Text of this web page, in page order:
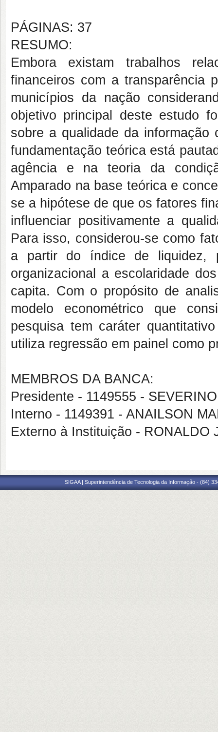
PÁGINAS: 37
RESUMO:
Embora existam trabalhos
financeiros com a transparência
municípios da nação
objetivo principal deste estudo
sobre a qualidade da
fundamentação teórica está
agência e na teoria da
Amparado na base teórica e
se a hipótese de que os fatores
influenciar positivamente a
Para isso, considerou-se como
a partir do índice de liquidez,
organizacional a escolaridade
capita. Com o propósito de
modelo econométrico que
pesquisa tem caráter
utiliza regressão em painel como
MEMBROS DA BANCA:
Presidente - 1149555 -
Interno - 1149391 - ANAILSON
Externo à Instituição - RONALDO
SIGAA | Superintendência de Tecnologia da Informação - (84)